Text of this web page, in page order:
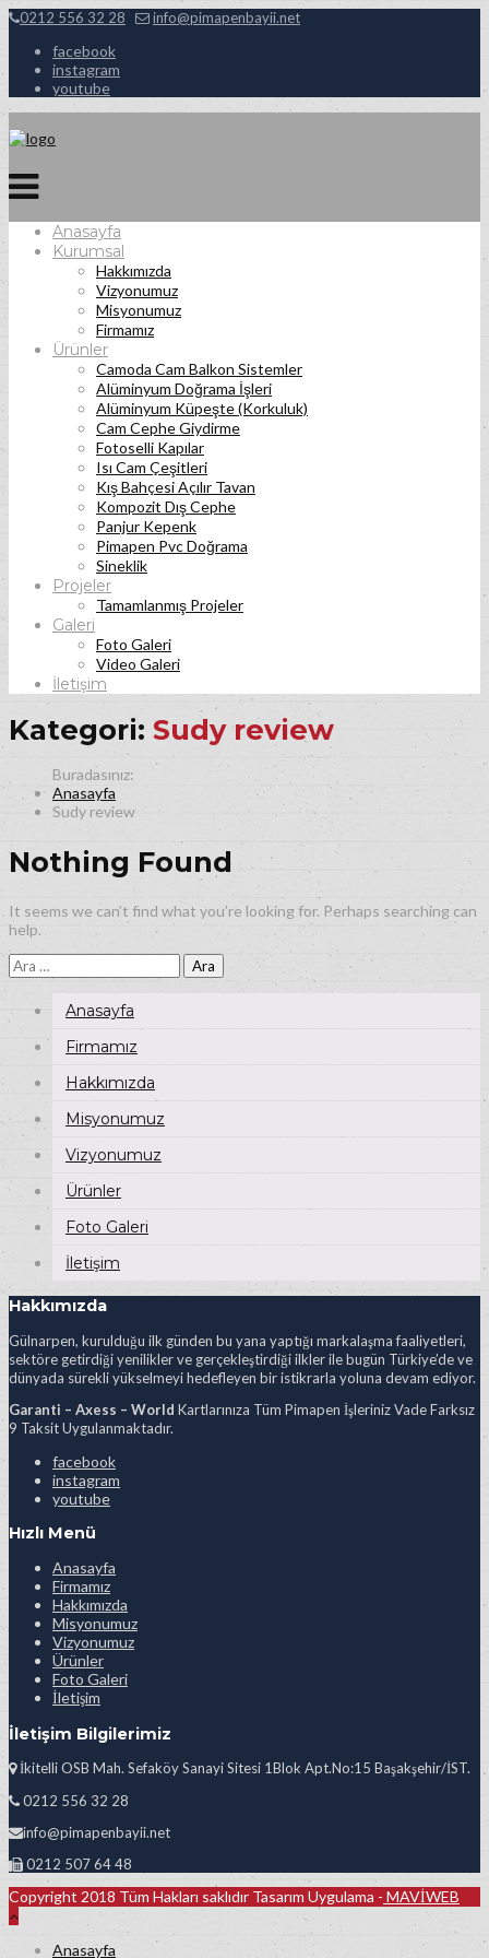
0212 556 32 28 info@pimapenbayii.net
facebook
instagram
youtube
Anasayfa
Kurumsal
Hakkımızda
Vizyonumuz
Misyonumuz
Firmamız
Ürünler
Camoda Cam Balkon Sistemler
Alüminyum Doğrama İşleri
Alüminyum Küpeşte (Korkuluk)
Cam Cephe Giydirme
Fotoselli Kapılar
Isı Cam Çeşitleri
Kış Bahçesi Açılır Tavan
Kompozit Dış Cephe
Panjur Kepenk
Pimapen Pvc Doğrama
Sineklik
Projeler
Tamamlanmış Projeler
Galeri
Foto Galeri
Video Galeri
İletişim
Kategori: Sudy review
Anasayfa
Sudy review
Nothing Found
It seems we can’t find what you’re looking for. Perhaps searching can
help.
Arama:
Anasayfa
Firmamız
Hakkımızda
Misyonumuz
Vizyonumuz
Ürünler
Foto Galeri
İletişim
Hakkımızda
Gülnarpen, kurulduğu ilk günden bu yana yaptığı markalaşma faaliyetleri,
sektöre getirdiği yenilikler ve gerçekleştirdiği ilkler ile bugün Türkiye’de ve
dünyada sürekli yükselmeyi hedefleyen bir istikrarla yoluna devam ediyor.
Garanti – Axess – World Kartlarınıza Tüm Pimapen İşleriniz Vade Farksız
9 Taksit Uygulanmaktadır.
facebook
instagram
youtube
Hızlı Menü
Anasayfa
Firmamız
Hakkımızda
Misyonumuz
Vizyonumuz
Ürünler
Foto Galeri
İletişim
İletişim Bilgilerimiz
İkitelli OSB Mah. Sefaköy Sanayi Sitesi 1Blok Apt.No:15 Başakşehir/İST.
0212 556 32 28
info@pimapenbayii.net
0212 507 64 48
Copyright 2018 Tüm Hakları saklıdır Tasarım Uygulama - MAVİWEB
Anasayfa